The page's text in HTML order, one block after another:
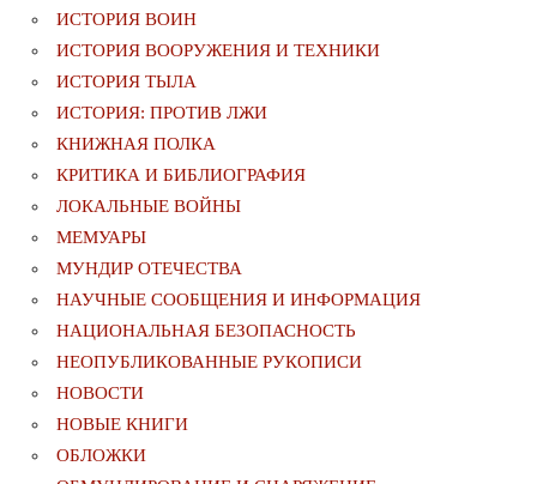
ИСТОРИЯ ВОИН
ИСТОРИЯ ВООРУЖЕНИЯ И ТЕХНИКИ
ИСТОРИЯ ТЫЛА
ИСТОРИЯ: ПРОТИВ ЛЖИ
КНИЖНАЯ ПОЛКА
КРИТИКА И БИБЛИОГРАФИЯ
ЛОКАЛЬНЫЕ ВОЙНЫ
МЕМУАРЫ
МУНДИР ОТЕЧЕСТВА
НАУЧНЫЕ СООБЩЕНИЯ И ИНФОРМАЦИЯ
НАЦИОНАЛЬНАЯ БЕЗОПАСНОСТЬ
НЕОПУБЛИКОВАННЫЕ РУКОПИСИ
НОВОСТИ
НОВЫЕ КНИГИ
ОБЛОЖКИ